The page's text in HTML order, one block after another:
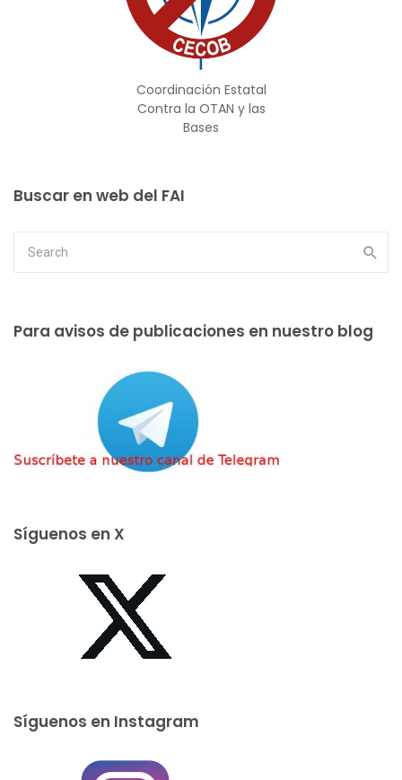
Coordinación Estatal
Contra la OTAN y las
Bases
Buscar en web del FAI
Para avisos de publicaciones en nuestro blog
Síguenos en X
Síguenos en Instagram